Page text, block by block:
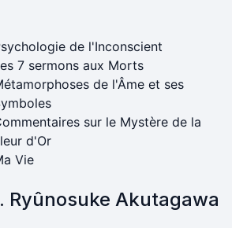
de l'Inconscient
7 sermons aux Morts
de l'Âme et ses
sur le Mystère de la
d'Or
Vie
Ryûnosuke Akutagawa